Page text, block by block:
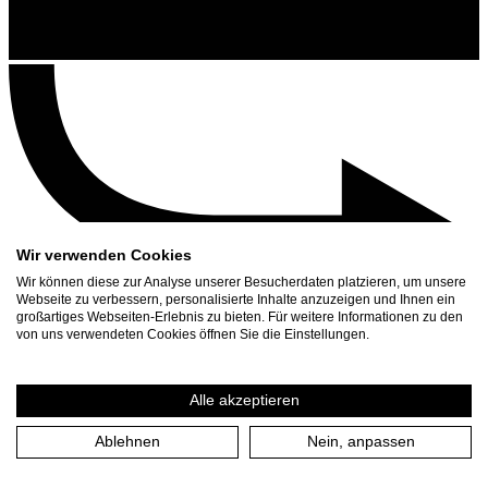
Contact
Press Download
Wir verwenden Cookies
Wir können diese zur Analyse unserer Besucherdaten platzieren, um unsere
Webseite zu verbessern, personalisierte Inhalte anzuzeigen und Ihnen ein
großartiges Webseiten-Erlebnis zu bieten. Für weitere Informationen zu den
von uns verwendeten Cookies öffnen Sie die Einstellungen.
Alle akzeptieren
Ablehnen Nein, anpassen